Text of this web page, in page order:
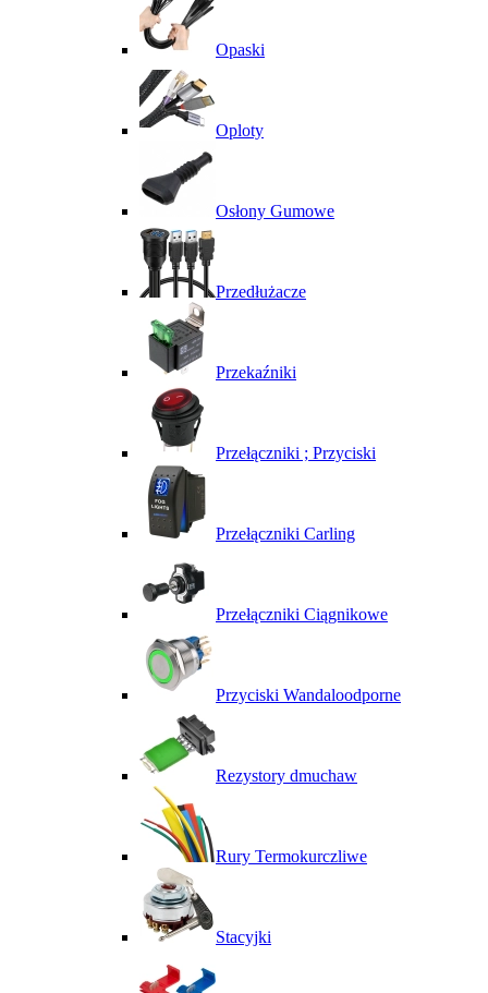
Opaski
Oploty
Osłony Gumowe
Przedłużacze
Przekaźniki
Przełączniki ; Przyciski
Przełączniki Carling
Przełączniki Ciągnikowe
Przyciski Wandaloodporne
Rezystory dmuchaw
Rury Termokurczliwe
Stacyjki